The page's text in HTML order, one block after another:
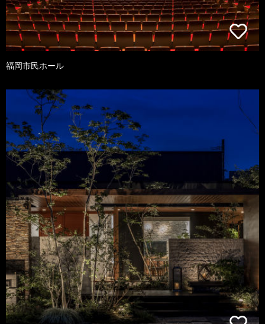
福岡市民ホール